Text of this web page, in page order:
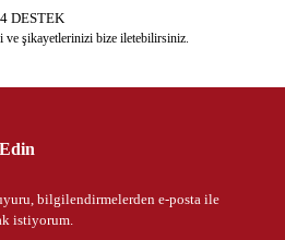
DESTEK
ve şikayetlerinizi bize iletebilirsiniz.
bilgilendirmelerden e-posta ile
istiyorum.